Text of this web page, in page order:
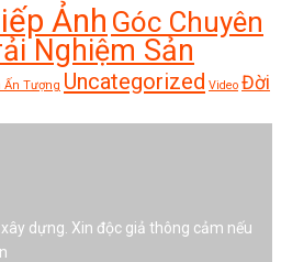
Ảnh Góc Chuyên
Nghiệm Sản
Ấn Tượng Uncategorized Video Đời
dựng. Xin độc giả thông cảm nếu